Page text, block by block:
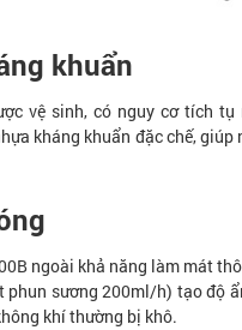
khuẩn
vệ sinh, có nguy cơ tích
kháng khuẩn đặc chế,
ngoài khả năng làm mát
sương 200ml/h) tạo độ
khí thường bị khô.